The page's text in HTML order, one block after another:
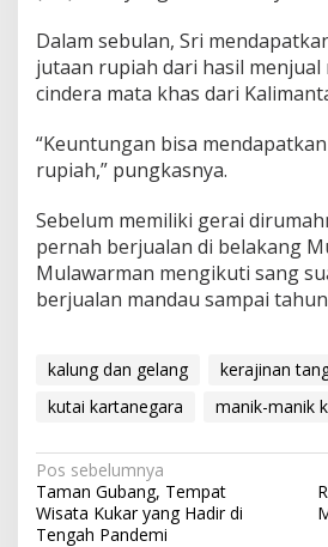
Dalam sebulan, Sri
jutaan rupiah dari hasil
cindera mata khas dari
“Keuntungan bisa
rupiah,” pungkasnya.
Sebelum memiliki gerai
pernah berjualan di belakang
Mulawarman mengikuti sang
berjualan mandau sampai
kalung dan gelang
kerajinan
kutai kartanegara
manik-manik
Navigasi
pos
Pos sebelumnya
Taman Gubang, Tempat
Wisata Kukar yang Hadir di
Tengah Pandemi